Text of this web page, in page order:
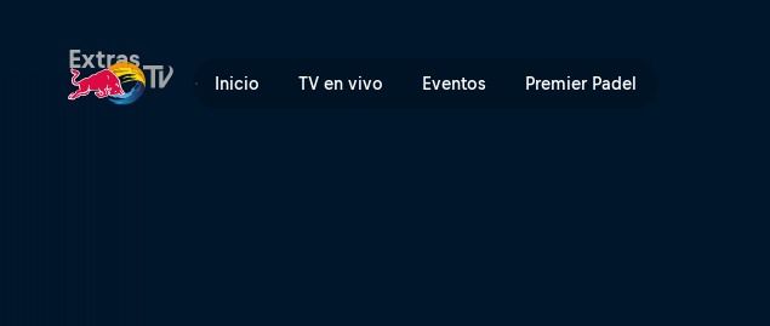
Inicio TV en vivo Eventos Premier Padel
Extras